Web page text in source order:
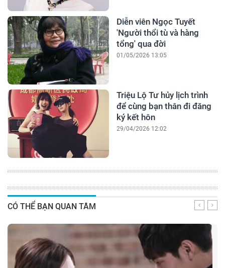
Diễn viên Ngọc Tuyết
'Người thổi tù và hàng
tổng' qua đời
01/05/2026 13:05
Triệu Lộ Tư hủy lịch trình
để cùng bạn thân đi đăng
ký kết hôn
29/04/2026 12:02
CÓ THỂ BẠN QUAN TÂM